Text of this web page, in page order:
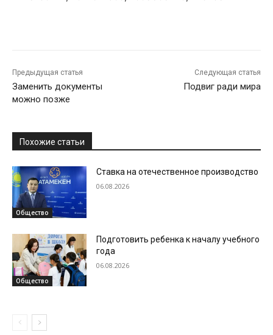
Предыдущая статья
Заменить документы
можно позже
Следующая статья
Подвиг ради мира
Похожие статьи
Общество
Ставка на отечественное производство
06.08.2026
Общество
Подготовить ребенка к началу учебного
года
06.08.2026